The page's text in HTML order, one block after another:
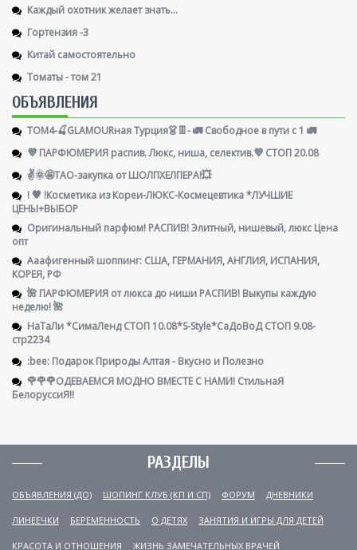
Каждый охотник желает знать...
Гортензия -3
Китай самостоятельно
Томаты - том 21
ОБЪЯВЛЕНИЯ
ТОМ4-🍒GLAMOURная Турция👗👖- 🚛 Свободное в пути с 1 🚛
💜 ПАРФЮМЕРИЯ распив. Люкс, ниша, селектив.💜 СТОП 20.08
✌️🌞🤩ТАО-закупка от ШОЛПХЕЛПЕРА!💥
! 🧡 !Косметика из Кореи-ЛЮКС-Космецевтика *ЛУЧШИЕ
ЦЕНЫ+ВЫБОР
Оригинальный парфюм! РАСПИВ! Элитный, нишевый, люкс Цена
опт
Ааафигенный шоппинг: США, ГЕРМАНИЯ, АНГЛИЯ, ИСПАНИЯ,
КОРЕЯ, РФ
🌺 ПАРФЮМЕРИЯ от люкса до ниши РАСПИВ! Выкупы каждую
неделю! 🌺
НаТаЛи *СимаЛенд СТОП 10.08*S-Style*СаДоВоД СТОП 9.08-
стр2234
:bee: Подарок Природы Алтая - Вкусно и Полезно
🌹🌹🌹ОДЕВАЕМСЯ МОДНО ВМЕСТЕ С НАМИ! СтильнаЯ
БелоруссиЯ‼
РАЗДЕЛЫ
ОБЪЯВЛЕНИЯ (ДО) ШОПИНГ КЛУБ (КП И СП) ФОРУМ ДНЕВНИКИ
ЛИНЕЕЧКИ БЕРЕМЕННОСТЬ О ДЕТЯХ ЗАНЯТИЯ И ИГРЫ ДЛЯ ДЕТЕЙ
КРАСОТА И ОТНОШЕНИЯ ЖИЗНЬ ЗАМЕЧАТЕЛЬНЫХ ВРАЧЕЙ